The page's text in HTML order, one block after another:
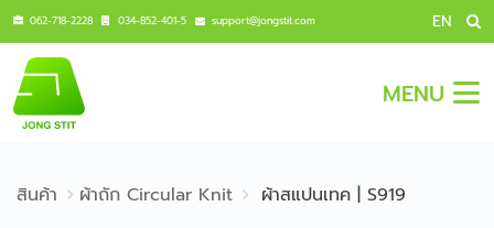
062-718-2228 034-852-401-5 support@jongstit.com EN
MENU
สินค้า ผ้าถัก Circular Knit ผ้าสแปนเทค | S919